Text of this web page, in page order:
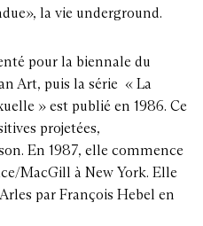
la vie underground.
pour la biennale du
Art, puis la série « La
» est publié en 1986. Ce
projetées,
En 1987, elle commence
MacGill à New York. Elle
par François Hebel en